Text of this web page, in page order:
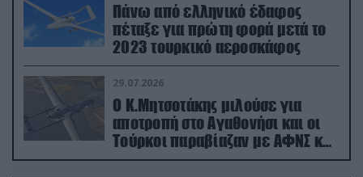
Πάνω από ελληνικό έδαφος
πέταξε για πρώτη φορά μετά το
2023 τουρκικό αεροσκάφος
29.07.2026
Ο Κ.Μητσοτάκης μιλούσε για
αποτροπή στο Αγαθονήσι και οι
Τούρκοι παραβίαζαν με ΑΦΝΣ και
drone